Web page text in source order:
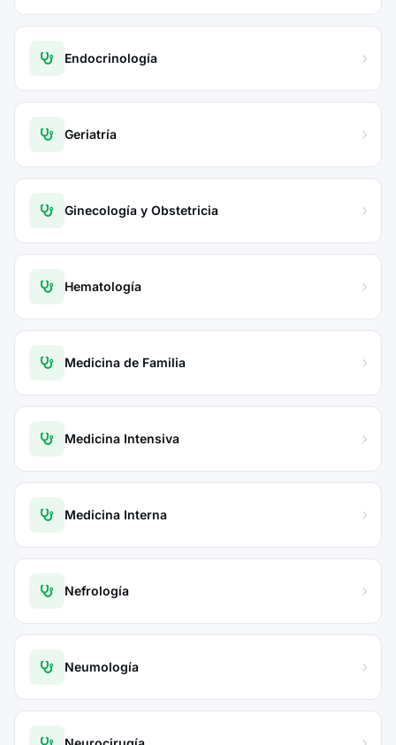
Endocrinología
Geriatría
Ginecología y Obstetricia
Hematología
Medicina de Familia
Medicina Intensiva
Medicina Interna
Nefrología
Neumología